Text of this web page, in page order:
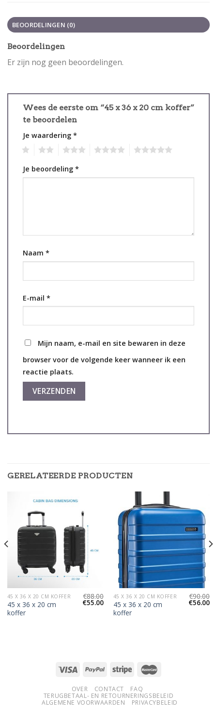
BEOORDELINGEN (0)
Beoordelingen
Er zijn nog geen beoordelingen.
Wees de eerste om “45 x 36 x 20 cm koffer”
te beoordelen
Je waardering *
Je beoordeling *
Naam *
E-mail *
Mijn naam, e-mail en site bewaren in deze
browser voor de volgende keer wanneer ik een
reactie plaats.
GERELATEERDE PRODUCTEN
45 X 36 X 20 CM KOFFER
45 x 36 x 20 cm
koffer
€88.00
€55.00
45 X 36 X 20 CM KOFFER
45 x 36 x 20 cm
koffer
€90.00
€56.00
OVER CONTACT
FAQ
TERUGBETAAL- EN RETOURNERINGSBELEID
ALGEMENE VOORWAARDEN
PRIVACYBELEID